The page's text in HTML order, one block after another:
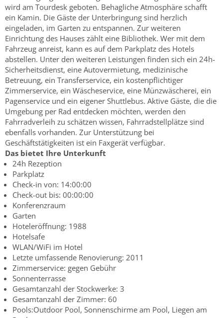
wird am Tourdesk geboten. Behagliche Atmosphäre schafft
ein Kamin. Die Gäste der Unterbringung sind herzlich
eingeladen, im Garten zu entspannen. Zur weiteren
Einrichtung des Hauses zählt eine Bibliothek. Wer mit dem
Fahrzeug anreist, kann es auf dem Parkplatz des Hotels
abstellen. Unter den weiteren Leistungen finden sich ein 24h-
Sicherheitsdienst, eine Autovermietung, medizinische
Betreuung, ein Transferservice, ein kostenpflichtiger
Zimmerservice, ein Wäscheservice, eine Münzwäscherei, ein
Pagenservice und ein eigener Shuttlebus. Aktive Gäste, die die
Umgebung per Rad entdecken möchten, werden den
Fahrradverleih zu schätzen wissen, Fahrradstellplätze sind
ebenfalls vorhanden. Zur Unterstützung bei
Geschäftstätigkeiten ist ein Faxgerät verfügbar.
Das bietet Ihre Unterkunft
24h Rezeption
Parkplatz
Check-in von: 14:00:00
Check-out bis: 00:00:00
Konferenzraum
Garten
Hoteleröffnung: 1988
Hotelsafe
WLAN/WiFi im Hotel
Letzte umfassende Renovierung: 2011
Zimmerservice: gegen Gebühr
Sonnenterrasse
Gesamtanzahl der Stockwerke: 3
Gesamtanzahl der Zimmer: 60
Pools:Outdoor Pool, Sonnenschirme am Pool, Liegen am